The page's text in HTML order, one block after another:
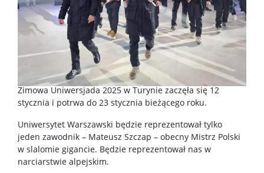
Zimowa Uniwersjada 2025 w Turynie zaczęła się 12
stycznia i potrwa do 23 stycznia bieżącego roku.
Uniwersytet Warszawski będzie reprezentował tylko
jeden zawodnik – Mateusz Szczap – obecny Mistrz Polski
w slalomie gigancie. Będzie reprezentował nas w
narciarstwie alpejskim.